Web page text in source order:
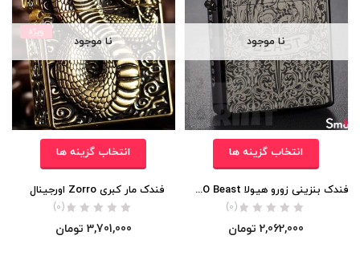
نا موجود
انتخاب گزینه ها
فندک بنزینی زورو هیولا ZORRO Beast اورجینال
(0)
2,062,000 تومان
ویژه
نا موجود
انتخاب گزینه ها
فندک مار کبری Zorro اورجینال
(0)
3,701,000 تومان